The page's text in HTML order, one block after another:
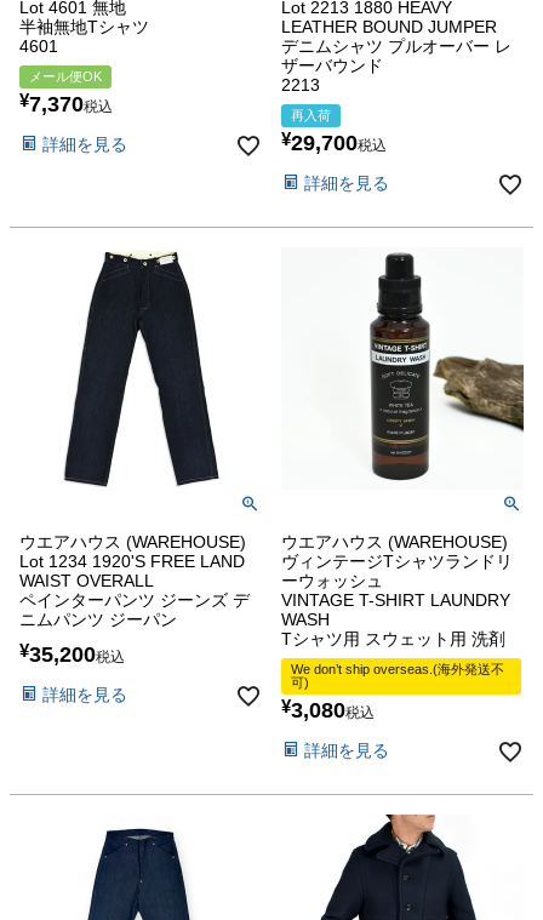
Lot 4601 無地
半袖無地Tシャツ
4601
メール便OK
¥7,370税込
詳細を見る
Lot 2213 1880 HEAVY
LEATHER BOUND JUMPER
デニムシャツ プルオーバー レ
ザーバウンド
2213
再入荷
¥29,700税込
詳細を見る
ウエアハウス (WAREHOUSE)
Lot 1234 1920'S FREE LAND
WAIST OVERALL
ペインターパンツ ジーンズ デ
ニムパンツ ジーパン
¥35,200税込
詳細を見る
ウエアハウス (WAREHOUSE)
ヴィンテージTシャツランドリ
ーウォッシュ
VINTAGE T-SHIRT LAUNDRY
WASH
Tシャツ用 スウェット用 洗剤
We don’t ship overseas.(海外発送不
可)
¥3,080税込
詳細を見る